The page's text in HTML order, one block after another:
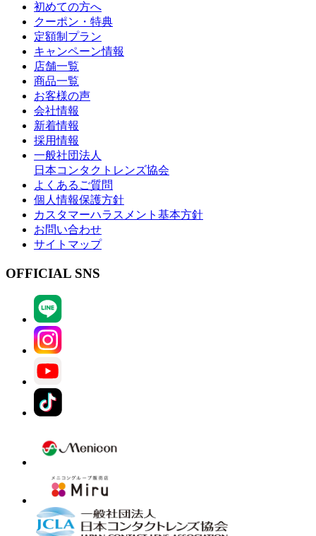
初めての方へ
クーポン・特典
定額制プラン
キャンペーン情報
店舗一覧
商品一覧
お客様の声
会社情報
新着情報
採用情報
一般社団法人
日本コンタクトレンズ協会
よくあるご質問
個人情報保護方針
カスタマーハラスメント基本方針
お問い合わせ
サイトマップ
OFFICIAL SNS